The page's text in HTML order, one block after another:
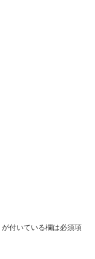
が付いている欄は必須項